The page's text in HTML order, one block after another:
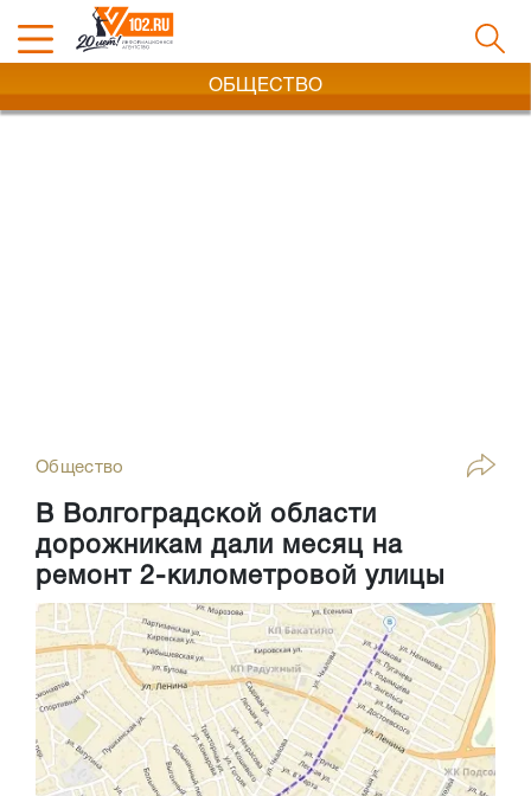
ОБЩЕСТВО
Общество
В Волгоградской области
дорожникам дали месяц на
ремонт 2-километровой улицы